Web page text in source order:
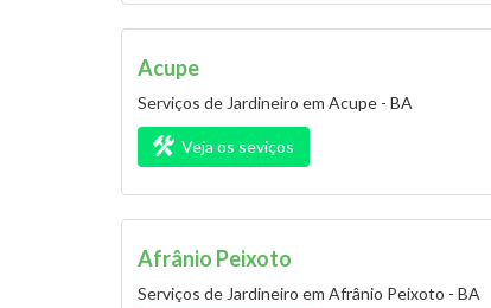
Acupe
Serviços de Jardineiro em Acupe - BA
Veja os seviços
Afrânio Peixoto
Serviços de Jardineiro em Afrânio Peixoto - BA